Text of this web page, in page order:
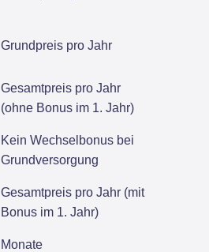
Grundpreis pro Jahr
Gesamtpreis pro Jahr
(ohne Bonus im 1. Jahr)
Kein Wechselbonus bei
Grundversorgung
Gesamtpreis pro Jahr (mit
Bonus im 1. Jahr)
Monate